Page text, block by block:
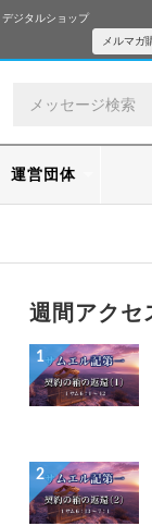
ジタルショップ
メルマガ
運営団体
週間アクセ
1
2